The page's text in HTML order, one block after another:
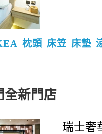
枕頭 床笠 床墊
全新門店
瑞士奢